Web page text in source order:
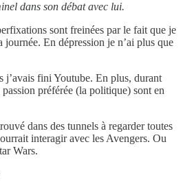
dans son débat avec lui.
sont freinées par le fait que je
journée. En dépression je n’ai plus que
j’avais fini Youtube. En plus, durant
préférée (la politique) sont en
dans des tunnels à regarder toutes
interagir avec les Avengers. Ou
Wars.